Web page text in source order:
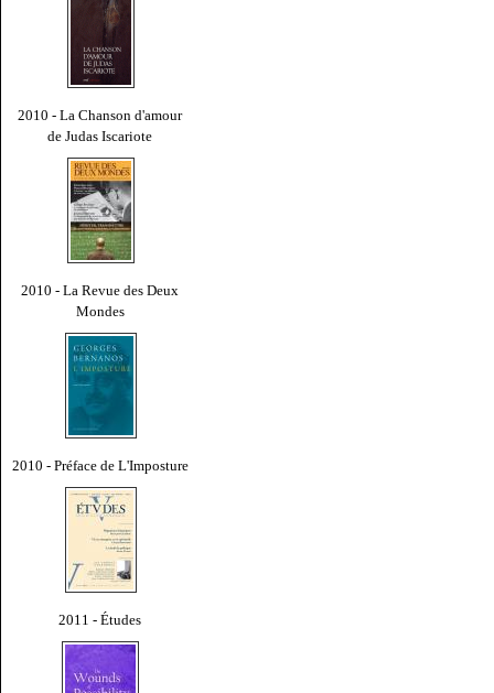
2010 - La Chanson d'amour
de Judas Iscariote
2010 - La Revue des Deux
Mondes
2010 - Préface de L'Imposture
2011 - Études